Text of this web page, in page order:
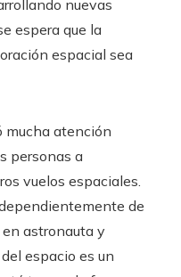
nuevas
espera que la
espacial sea
mucha atención
personas a
vuelos espaciales.
de
astronauta y
espacio es un